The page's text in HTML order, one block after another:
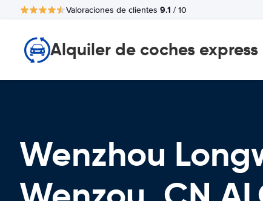
Valoraciones de clientes 9.1 / 10
Alquiler de coches express
Wenzhou